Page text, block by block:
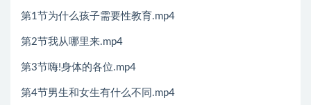
第1节为什么孩子需要性教育.mp4
第2节我从哪里来.mp4
第3节嗨!身体的各位.mp4
第4节男生和女生有什么不同.mp4